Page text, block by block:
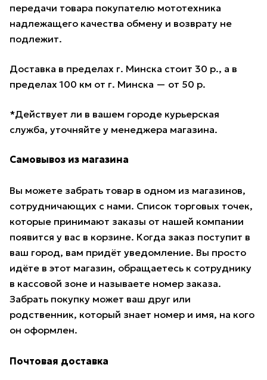
передачи товара покупателю мототехника
надлежащего качества обмену и возврату не
подлежит.
Доставка в пределах г. Минска стоит 30 р., а в
пределах 100 км от г. Минска — от 50 р.
*Действует ли в вашем городе курьерская
служба, уточняйте у менеджера магазина.
Самовывоз из магазина
Вы можете забрать товар в одном из магазинов,
сотрудничающих с нами. Список торговых точек,
которые принимают заказы от нашей компании
появится у вас в корзине. Когда заказ поступит в
ваш город, вам придёт уведомление. Вы просто
идёте в этот магазин, обращаетесь к сотруднику
в кассовой зоне и называете номер заказа.
Забрать покупку может ваш друг или
родственник, который знает номер и имя, на кого
он оформлен.
Почтовая доставка